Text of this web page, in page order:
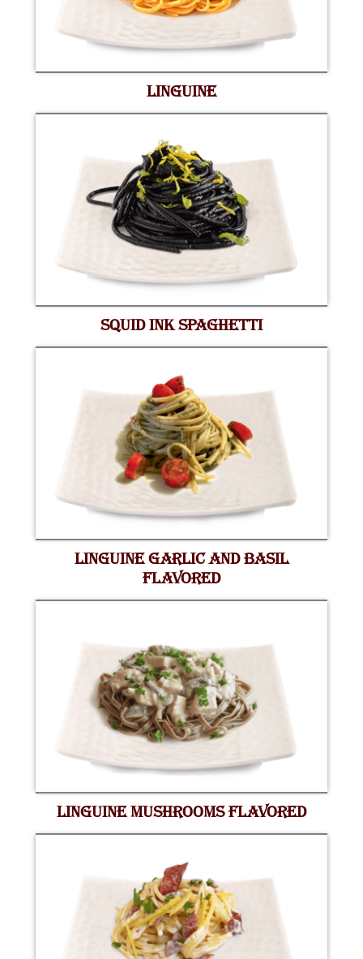
LINGUINE
SQUID INK SPAGHETTI
LINGUINE GARLIC AND BASIL
FLAVORED
LINGUINE MUSHROOMS FLAVORED